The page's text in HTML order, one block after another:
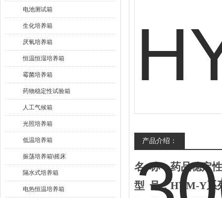
电池测试箱
生化培养箱
厌氧培养箱
恒温恒湿培养箱
霉菌培养箱
药物稳定性试验箱
人工气候箱
光照培养箱
低温培养箱
振荡培养箱\摇床
隔水式培养箱
电热恒温培养箱
产品介绍：
名 称：药品稳定
型 号：HYM-Y系